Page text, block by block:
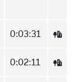
0:03:31
0:02:11